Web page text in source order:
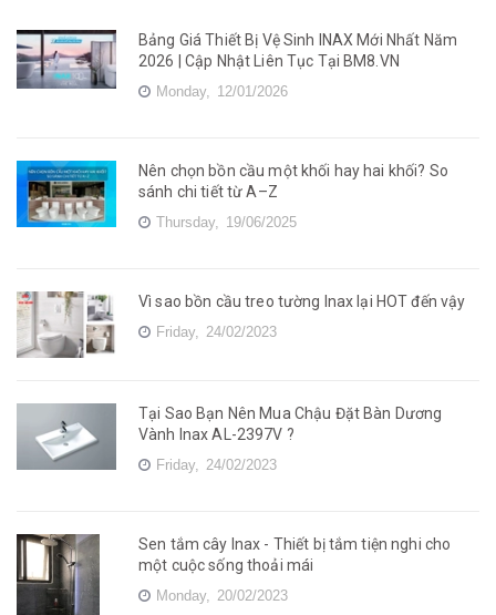
Bảng Giá Thiết Bị Vệ Sinh INAX Mới Nhất Năm
2026 | Cập Nhật Liên Tục Tại BM8.VN
Monday, 12/01/2026
Nên chọn bồn cầu một khối hay hai khối? So
sánh chi tiết từ A–Z
Thursday, 19/06/2025
Vì sao bồn cầu treo tường Inax lại HOT đến vậy
Friday, 24/02/2023
Tại Sao Bạn Nên Mua Chậu Đặt Bàn Dương
Vành Inax AL-2397V ?
Friday, 24/02/2023
Sen tắm cây Inax - Thiết bị tắm tiện nghi cho
một cuộc sống thoải mái
Monday, 20/02/2023